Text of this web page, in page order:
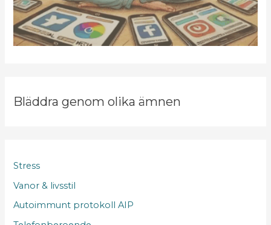
Bläddra genom olika ämnen
Stress
Vanor & livsstil
Autoimmunt protokoll AIP